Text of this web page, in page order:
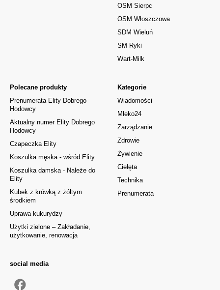
Kategorie
Wiadomości
Mleko24
Zarządzanie
Zdrowie
Żywienie
Cielęta
Technika
Prenumerata
Polecane produkty
Prenumerata Elity Dobrego
Hodowcy
Aktualny numer Elity Dobrego
Hodowcy
Czapeczka Elity
Koszulka męska - wśród Elity
Koszulka damska - Należe do
Elity
Kubek z krówką z żółtym
środkiem
Uprawa kukurydzy
Użytki zielone – Zakładanie,
użytkowanie, renowacja
OSM Sierpc
OSM Włoszczowa
SDM Wieluń
SM Ryki
Wart-Milk
social media